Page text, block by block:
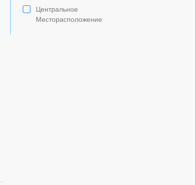
Центральное
Месторасположение